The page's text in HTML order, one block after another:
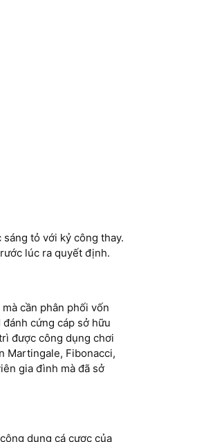
tỏ với kỷ công thay.
lúc ra quyết định.
cần phân phối vốn
cứng cáp sở hữu
được công dụng chơi
Martingale, Fibonacci,
gia đình mà đã sở
dụng cá cược của